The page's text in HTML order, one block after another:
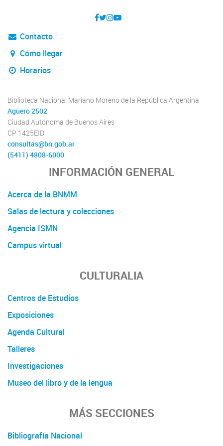
Contacto
Cómo llegar
Horarios
Biblioteca Nacional Mariano Moreno de la República Argentina
Agüero 2502
Ciudad Autónoma de Buenos Aires
CP 1425EID
consultas@bn.gob.ar
(5411) 4808-6000
INFORMACIÓN GENERAL
Acerca de la BNMM
Salas de lectura y colecciones
Agencia ISMN
Campus virtual
CULTURALIA
Centros de Estudios
Exposiciones
Agenda Cultural
Talleres
Investigaciones
Museo del libro y de la lengua
MÁS SECCIONES
Bibliografía Nacional